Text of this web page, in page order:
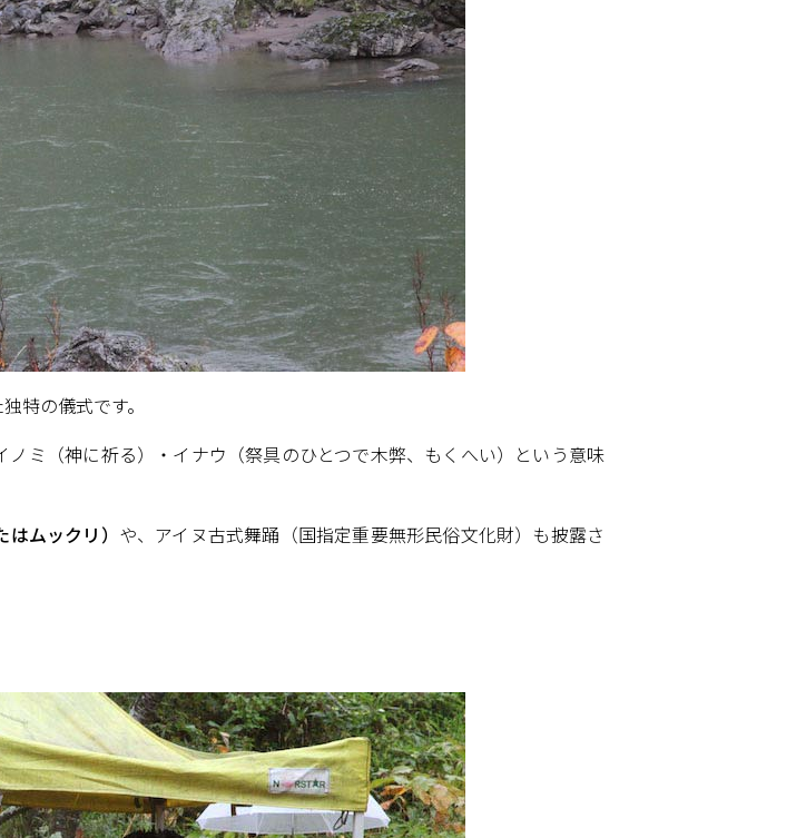
特の儀式です。
ミ（神に祈る）・イナウ（祭具のひとつで木弊、もくへい）という意味
ムックリ） や、アイヌ古式舞踊（国指定重要無形民俗文化財）も披露さ